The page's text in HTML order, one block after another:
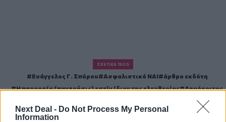
Next Deal - Do Not Process My Personal
Information
ΣΧΕΤΙΚΆ TAGS
Ευάγγελος Γ. Σπύρου Ασφαλιστικό ΝΑΙ
άρθρο εκδότη
Η παρρησία (παν+ρήσις) εστίν ίδιον της ελευθερίας
Δημόκριτος